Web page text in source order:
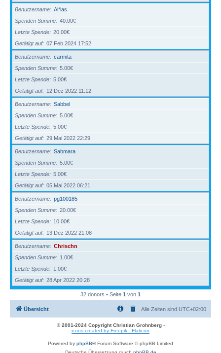
Benutzername
Al*ias
Spenden Summe
40.00€
Letzte Spende
20.00€
Getätigt auf
07 Feb 2024 17:52
Benutzername
carmita
Spenden Summe
5.00€
Letzte Spende
5.00€
Getätigt auf
12 Dez 2022 11:12
Benutzername
Sabbel
Spenden Summe
5.00€
Letzte Spende
5.00€
Getätigt auf
29 Mai 2022 22:29
Benutzername
Sabmara
Spenden Summe
5.00€
Letzte Spende
5.00€
Getätigt auf
05 Mai 2022 06:21
Benutzername
pg100185
Spenden Summe
20.00€
Letzte Spende
10.00€
Getätigt auf
13 Dez 2022 21:08
Benutzername
Chrischn
Spenden Summe
1.00€
Letzte Spende
1.00€
Getätigt auf
28 Apr 2022 20:28
32 donors • Seite 1 von 1
Übersicht Alle Zeiten sind UTC+02:00
© 2001-2024 Copyright Christian Grohnberg-
icons created by Freepik - Flaticon
Powered by phpBB® Forum Software © phpBB Limited